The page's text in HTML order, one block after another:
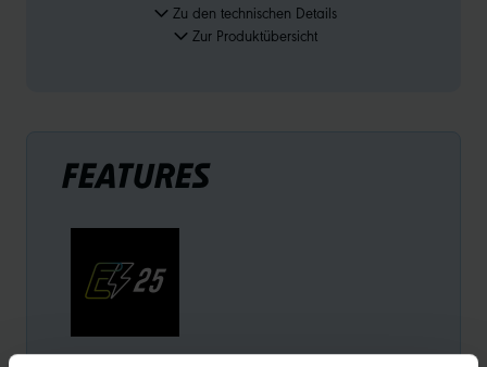
Zu den technischen Details
Zur Produktübersicht
FEATURES